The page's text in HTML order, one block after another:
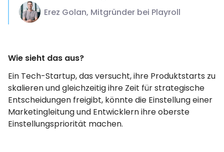
Erez Golan, Mitgründer bei Playroll
Wie sieht das aus?
Ein Tech-Startup, das versucht, ihre Produktstarts zu
skalieren und gleichzeitig ihre Zeit für strategische
Entscheidungen freigibt, könnte die Einstellung einer
Marketingleitung und Entwicklern ihre oberste
Einstellungspriorität machen.